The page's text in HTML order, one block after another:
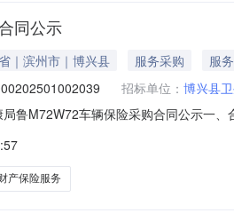
同公示
｜滨州市｜博兴县 服务采购
服务
招标单位： 博兴县
鲁M72W72车辆保险采购合同公示一
民财产保险股份有限公司滨州市分公
产保险服务